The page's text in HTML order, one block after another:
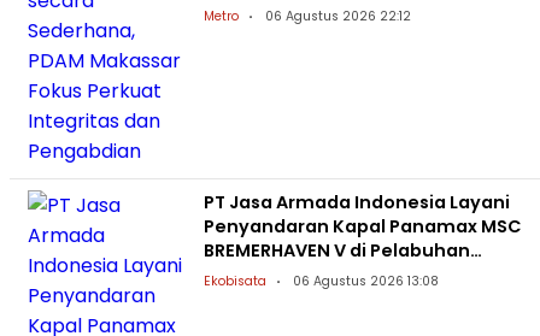
Metro 06 Agustus 2026 22:12
PT Jasa Armada Indonesia Layani
Penyandaran Kapal Panamax MSC
BREMERHAVEN V di Pelabuhan
Patimban
Ekobisata 06 Agustus 2026 13:08